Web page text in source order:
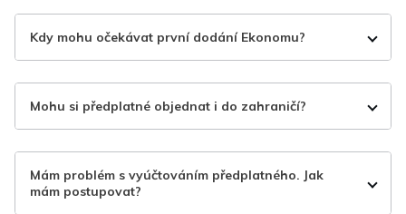
Kdy mohu očekávat první dodání Ekonomu?
Mohu si předplatné objednat i do zahraničí?
Mám problém s vyúčtováním předplatného. Jak
mám postupovat?